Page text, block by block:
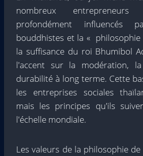
nombreux
profondément influencés
bouddhistes et la «
la suffisance du roi Bhumibol
l'accent sur la modération,
durabilité à long terme. Cette
les entreprises sociales
mais les principes qu'ils
l'échelle mondiale.
Les valeurs de la philosophie